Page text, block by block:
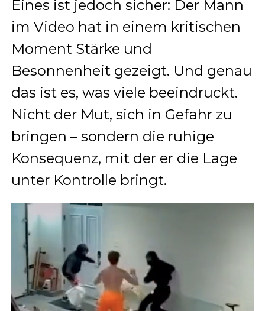
Eines ist jedoch sicher: Der Mann
im Video hat in einem kritischen
Moment Stärke und
Besonnenheit gezeigt. Und genau
das ist es, was viele beeindruckt.
Nicht der Mut, sich in Gefahr zu
bringen – sondern die ruhige
Konsequenz, mit der er die Lage
unter Kontrolle bringt.